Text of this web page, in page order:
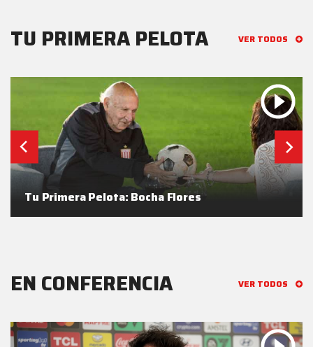
TU PRIMERA PELOTA VER TODOS
Tu Primera Pelota: Bocha Flores
EN CONFERENCIA VER TODOS